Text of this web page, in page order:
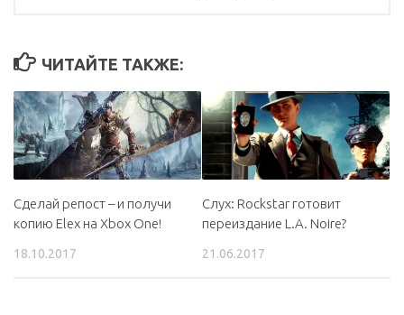
ЧИТАЙТЕ ТАКЖЕ:
Сделай репост – и получи
копию Elex на Xbox One!
18.10.2017
Слух: Rockstar готовит
переиздание L.A. Noire?
21.06.2017